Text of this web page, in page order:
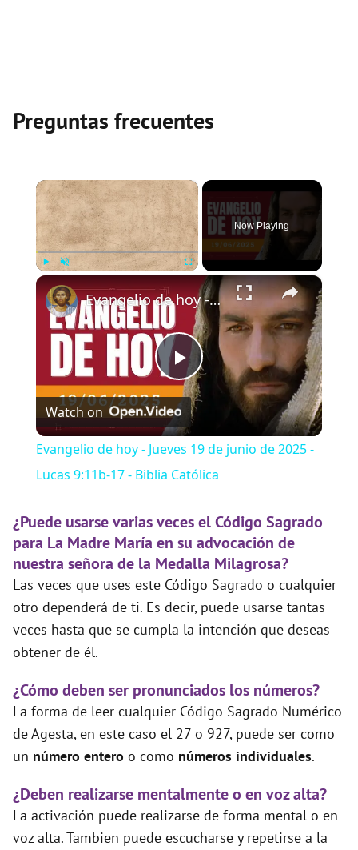
Preguntas frecuentes
×
Fullscreen
Now Playing
×
P
l
a
y
V
i
e
o
Evangelio de hoy - Jueves 19 de junio de 2025 - Lucas 9:11b-17 - Biblia Católica
Watch on
Evangelio de hoy - Jueves 19 de junio de 2025 -
Lucas 9:11b-17 - Biblia Católica
¿Puede usarse varias veces el Código Sagrado
para La Madre María en su advocación de
nuestra señora de la Medalla Milagrosa?
Las veces que uses este Código Sagrado o cualquier
otro dependerá de ti. Es decir, puede usarse tantas
veces hasta que se cumpla la intención que deseas
obtener de él.
¿Cómo deben ser pronunciados los números?
La forma de leer cualquier Código Sagrado Numérico
de Agesta, en este caso el 27 o 927, puede ser como
un número entero o como números individuales.
¿Deben realizarse mentalmente o en voz alta?
La activación puede realizarse de forma mental o en
voz alta. Tambien puede escucharse y repetirse a la